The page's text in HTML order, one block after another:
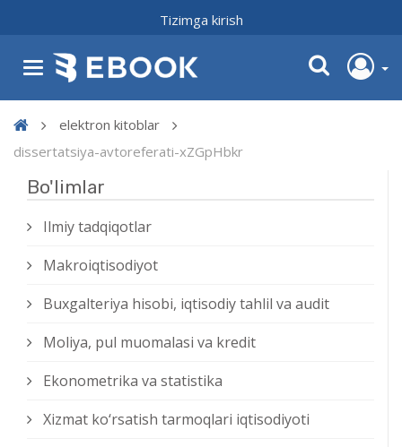
Tizimga kirish
elektron kitoblar
dissertatsiya-avtoreferati-xZGpHbkr
Bo'limlar
Ilmiy tadqiqotlar
Makroiqtisodiyot
Buxgalteriya hisobi, iqtisodiy tahlil va audit
Moliya, pul muomalasi va kredit
Ekonometrika va statistika
Xizmat kо‘rsatish tarmoqlari iqtisodiyoti